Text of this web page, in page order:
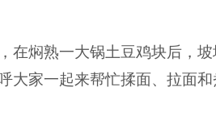
在焖熟一大锅土豆鸡块后，
家一起来帮忙揉面、拉面和